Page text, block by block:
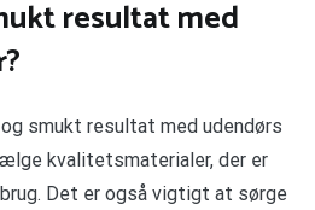
resultat med
smukt resultat med udendørs
kvalitetsmaterialer, der er
Det er også vigtigt at sørge